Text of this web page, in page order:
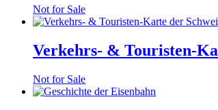
Not for Sale
Verkehrs- & Touristen-
Not for Sale